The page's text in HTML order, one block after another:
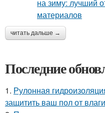
читать дальше →
Последние
1. Рулонная
защитить ваш пол от влаги